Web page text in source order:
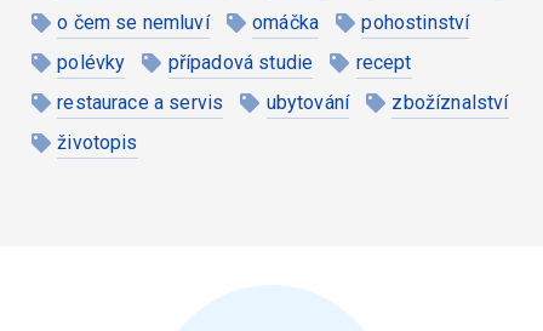
o čem se nemluví
omáčka
pohostinství
polévky
případová studie
recept
restaurace a servis
ubytování
zbožíznalství
životopis